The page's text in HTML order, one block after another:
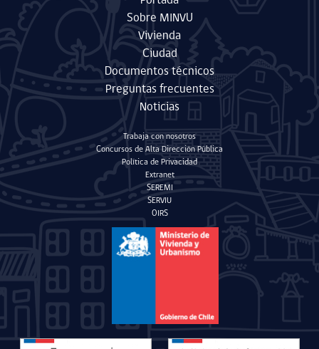
Sobre MINVU
Vivienda
Ciudad
Documentos técnicos
Preguntas frecuentes
Noticias
Trabaja con nosotros
Concursos de Alta Dirección Pública
Política de Privacidad
Extranet
SEREMI
SERVIU
OIRS